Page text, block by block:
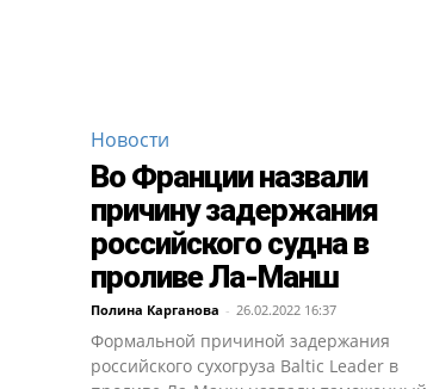
Новости
Во Франции назвали
причину задержания
российского судна в
проливе Ла-Манш
Полина Карганова - 26.02.2022 16:37
Формальной причиной задержания
российского сухогруза Baltic Leader в